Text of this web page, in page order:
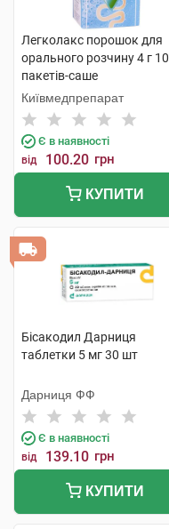
Легколакс порошок для
орального розчину 4 г 10
пакетів-саше
Київмедпрепарат
Є в наявності
від 100.20 грн
КУПИТИ
Бісакодил Дарниця
таблетки 5 мг 30 шт
Дарниця ФФ
Є в наявності
від 139.10 грн
КУПИТИ